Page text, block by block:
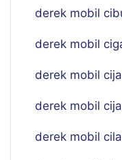
derek mobil
derek mobil
derek mobil
derek mobil
derek mobil